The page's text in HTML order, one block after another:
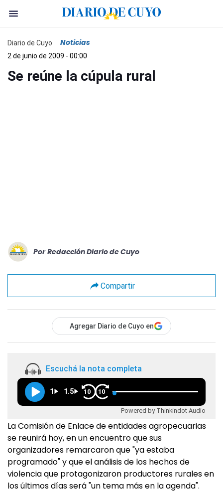
Diario de Cuyo Noticias
2 de junio de 2009 - 00:00
Se reúne la cúpula rural
Por Redacción Diario de Cuyo
Compartir
Agregar Diario de Cuyo en
Escuchá la nota completa
1 1.5 10 10
Powered by Thinkindot Audio
La Comisión de Enlace de entidades agropecuarias
se reunirá hoy, en un encuentro que sus
organizadores remarcaron que "ya estaba
programado" y que el análisis de los hechos de
violencia que protagonizaron productores rurales en
los últimos días será "un tema más en la agenda".